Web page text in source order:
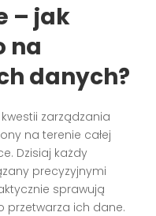
– jak
na
danych?
zarządzania
na terenie całej
Dzisiaj każdy
precyzyjnymi
sprawują
przetwarza ich dane.